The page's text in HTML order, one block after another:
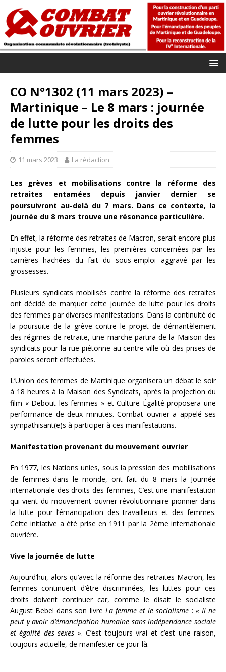
CO N°1302 (11 mars 2023) –
Martinique – Le 8 mars : journée
de lutte pour les droits des
femmes
11 mars 2023 La rédaction
Les grèves et mobilisations contre la réforme des
retraites entamées depuis janvier dernier se
poursuivront au-delà du 7 mars. Dans ce contexte, la
journée du 8 mars trouve une résonance particulière.
En effet, la réforme des retraites de Macron, serait encore plus
injuste pour les femmes, les premières concernées par les
carrières hachées du fait du sous-emploi aggravé par les
grossesses.
Plusieurs syndicats mobilisés contre la réforme des retraites
ont décidé de marquer cette journée de lutte pour les droits
des femmes par diverses manifestations. Dans la continuité de
la poursuite de la grève contre le projet de démantèlement
des régimes de retraite, une marche partira de la Maison des
syndicats pour la rue piétonne au centre-ville où des prises de
paroles seront effectuées.
L’Union des femmes de Martinique organisera un débat le soir
à 18 heures à la Maison des Syndicats, après la projection du
film « Debout les femmes » et Culture Égalité proposera une
performance de deux minutes. Combat ouvrier a appelé ses
sympathisant(e)s à participer à ces manifestations.
Manifestation provenant du mouvement ouvrier
En 1977, les Nations unies, sous la pression des mobilisations
de femmes dans le monde, ont fait du 8 mars la Journée
internationale des droits des femmes, C’est une manifestation
qui vient du mouvement ouvrier révolutionnaire pionnier dans
la lutte pour l’émancipation des travailleurs et des femmes.
Cette initiative a été prise en 1911 par la 2ème internationale
ouvrière.
Vive la journée de lutte
Aujourd’hui, alors qu’avec la réforme des retraites Macron, les
femmes continuent d’être discriminées, les luttes pour ces
droits doivent continuer car, comme le disait le socialiste
August Bebel dans son livre La femme et le socialisme : « Il ne
peut y avoir d’émancipation humaine sans indépendance sociale
et égalité des sexes ». C’est toujours vrai et c’est une raison,
toujours actuelle, de manifester ce jour-là.